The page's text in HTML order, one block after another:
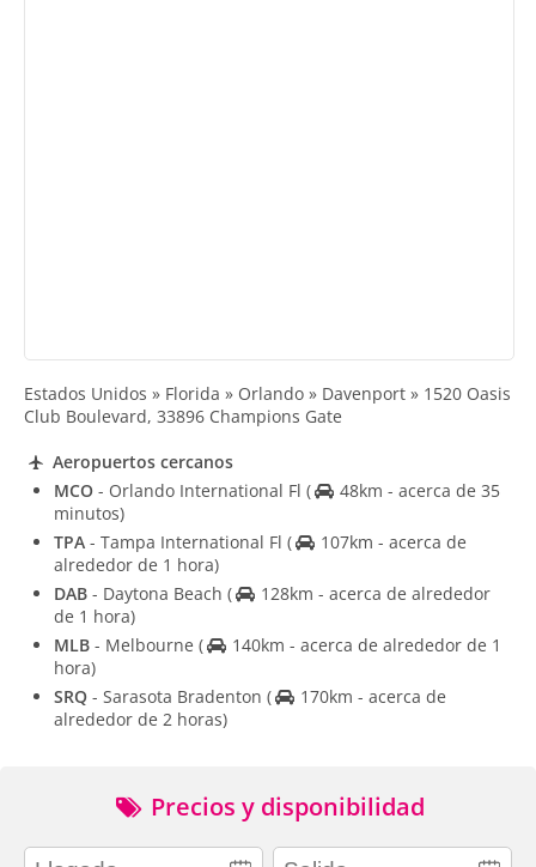
Estados Unidos » Florida » Orlando » Davenport » 1520 Oasis
Club Boulevard, 33896 Champions Gate
Aeropuertos cercanos
MCO - Orlando International Fl (
48km - acerca de 35
minutos)
TPA - Tampa International Fl (
107km - acerca de
alrededor de 1 hora)
DAB - Daytona Beach (
128km - acerca de alrededor
de 1 hora)
MLB - Melbourne (
140km - acerca de alrededor de 1
hora)
SRQ - Sarasota Bradenton (
170km - acerca de
alrededor de 2 horas)
Precios y disponibilidad